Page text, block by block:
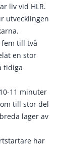
liv vid HLR.
utvecklingen
till två
en stor
tidiga
11 minuter
till stor del
lager av
har